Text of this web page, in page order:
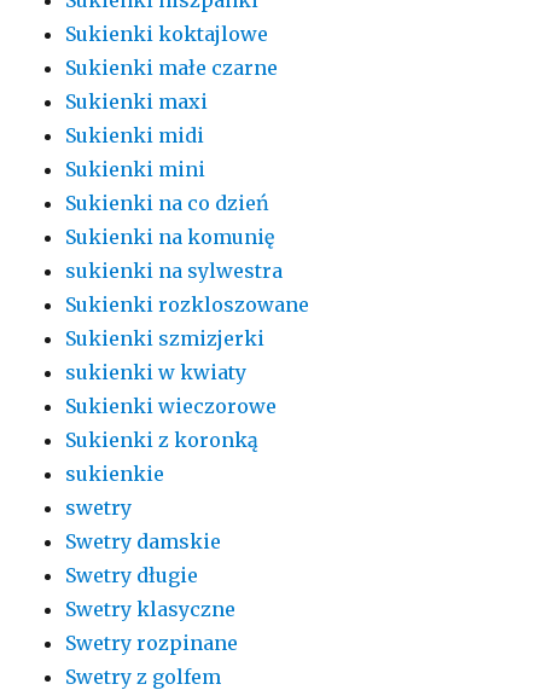
Sukienki koktajlowe
Sukienki małe czarne
Sukienki maxi
Sukienki midi
Sukienki mini
Sukienki na co dzień
Sukienki na komunię
sukienki na sylwestra
Sukienki rozkloszowane
Sukienki szmizjerki
sukienki w kwiaty
Sukienki wieczorowe
Sukienki z koronką
sukienkie
swetry
Swetry damskie
Swetry długie
Swetry klasyczne
Swetry rozpinane
Swetry z golfem